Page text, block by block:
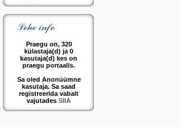
Praegu on, 320
külastaja(d) ja 0
kasutaja(d) kes on
praegu portaalis.
Sa oled Anonüümne
kasutaja. Sa saad
registreerida vabalt
vajutades SIIA